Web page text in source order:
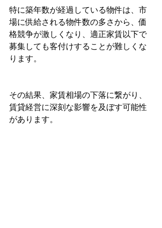
特に築年数が経過している物件は、市
場に供給される物件数の多さから、価
格競争が激しくなり、適正家賃以下で
募集しても客付けすることが難しくな
ります。
その結果、家賃相場の下落に繋がり、
賃貸経営に深刻な影響を及ぼす可能性
があります。